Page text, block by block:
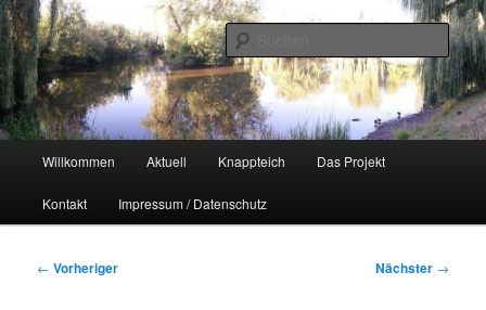
Zum
primären
Inhalt
springenUnser Knappteich
Naherholungsgebiet im Chemnitzer Yorckgebiet
Willkommen Aktuell Knappteich Das Projekt
Kontakt Impressum / Datenschutz
Beitragsnavigation
← Vorheriger Nächster →